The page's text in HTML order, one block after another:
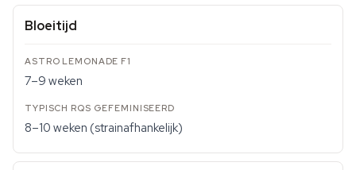
Bloeitijd
7–9 weken
8–10 weken (strainafhankelijk)